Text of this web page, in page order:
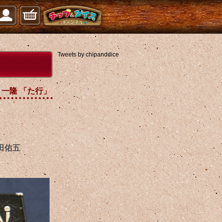
一隆 「た行」
佑五
Tweets by chipanddice